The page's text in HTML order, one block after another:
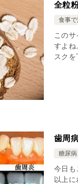
全粒
食事で
この
すよね
スク
歯周
糖尿
今日も
以上